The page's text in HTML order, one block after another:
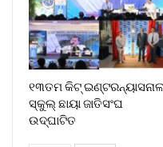
୧୩ତମ କିଟ୍
ସ୍କୁଲ୍ ଛାୟା ଜାତିସଂଘ
ଉଦ୍‍ଘାଟିତ